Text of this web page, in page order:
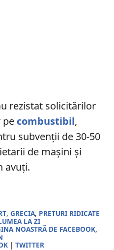
rezistat solicitărilor
pe combustibil,
subvenții de 30-50
de mașini și
avuți.
, GRECIA, PRETURI RIDICATE
LA ZI
NOASTRĂ DE FACEBOOK,
| TWITTER